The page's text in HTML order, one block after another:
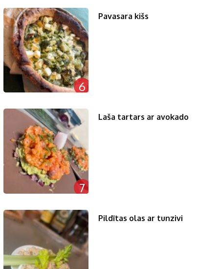
6
Pavasara kišs
7
Laša tartars ar avokado
Pildītas olas ar tunzivi